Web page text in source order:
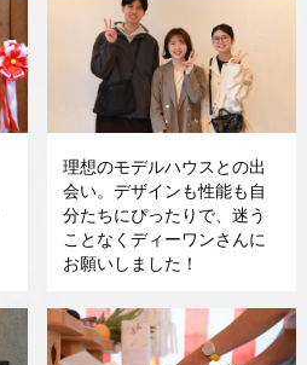
理想のモデルハウスとの出
会い。デザインも性能も自
分たちにぴったりで、迷う
ことなくディーワンさんに
お願いしました！